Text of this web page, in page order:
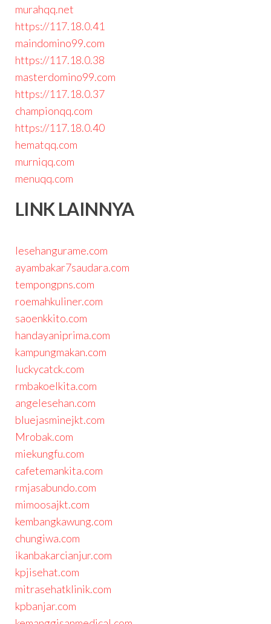
murahqq.net
https://117.18.0.41
maindomino99.com
https://117.18.0.38
masterdomino99.com
https://117.18.0.37
championqq.com
https://117.18.0.40
hematqq.com
murniqq.com
menuqq.com
LINK LAINNYA
lesehangurame.com
ayambakar7saudara.com
tempongpns.com
roemahkuliner.com
saoenkkito.com
handayaniprima.com
kampungmakan.com
luckycatck.com
rmbakoelkita.com
angelesehan.com
bluejasminejkt.com
Mrobak.com
miekungfu.com
cafetemankita.com
rmjasabundo.com
mimoosajkt.com
kembangkawung.com
chungiwa.com
ikanbakarcianjur.com
kpjisehat.com
mitrasehatklinik.com
kpbanjar.com